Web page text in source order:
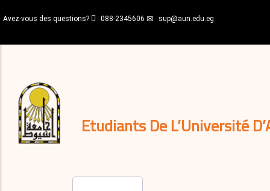
au
principal
Avez-vous des questions? 088-2345606 sup@aun.edu.eg
Etudiants De L’Université
décisions
Expatriés
Journal